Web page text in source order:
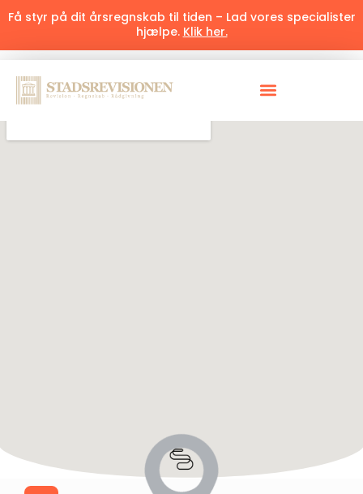
Få styr på dit årsregnskab til tiden – Lad vores specialister
hjælpe. Klik her.